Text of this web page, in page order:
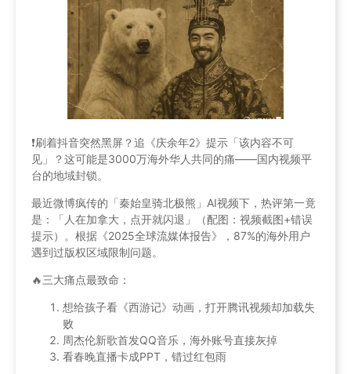
❗️刷着抖音突然黑屏？追《庆余年2》提示「该内容不可
见」？这可能是3000万海外华人共同的痛——国内视频平
台的地域封锁。
最近微博疯传的「秦始皇骑北极熊」AI视频下，热评第一竟
是：「人在加拿大，点开就闪退」（配图：视频截图+错误
提示）。根据《2025全球流媒体报告》，87%的海外用户
遇到过版权区域限制问题。
🔥三大痛点最致命：
想给孩子看《西游记》动画，打开腾讯视频却加载失
败
周杰伦新歌首发QQ音乐，海外账号直接灰掉
看春晚直播卡成PPT，错过红包雨